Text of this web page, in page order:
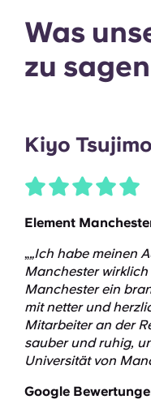
Was
zu
Kiyo
Element
„„Ich habe meinen
Manchester
Manchester ein
mit netter und
Mitarbeiter an der
sauber und ruhig,
Universität von
Google